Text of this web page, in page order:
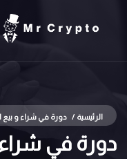
الرئيسية / دورة في شراء و بيع
دورة في